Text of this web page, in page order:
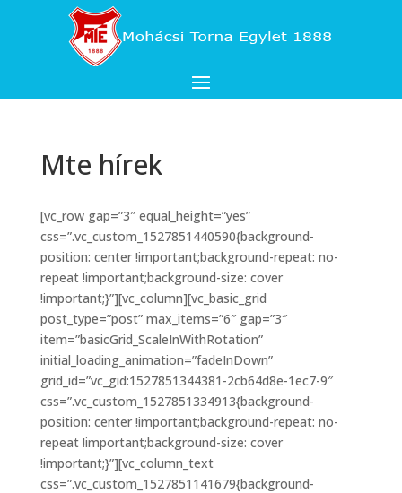
Mte hírek
[vc_row gap=”3″ equal_height=”yes”
css=”.vc_custom_1527851440590{background-
position: center !important;background-repeat: no-
repeat !important;background-size: cover
!important;}”][vc_column][vc_basic_grid
post_type=”post” max_items=”6″ gap=”3″
item=”basicGrid_ScaleInWithRotation”
initial_loading_animation=”fadeInDown”
grid_id=”vc_gid:1527851344381-2cb64d8e-1ec7-9″
css=”.vc_custom_1527851334913{background-
position: center !important;background-repeat: no-
repeat !important;background-size: cover
!important;}”][vc_column_text
css=”.vc_custom_1527851141679{background-